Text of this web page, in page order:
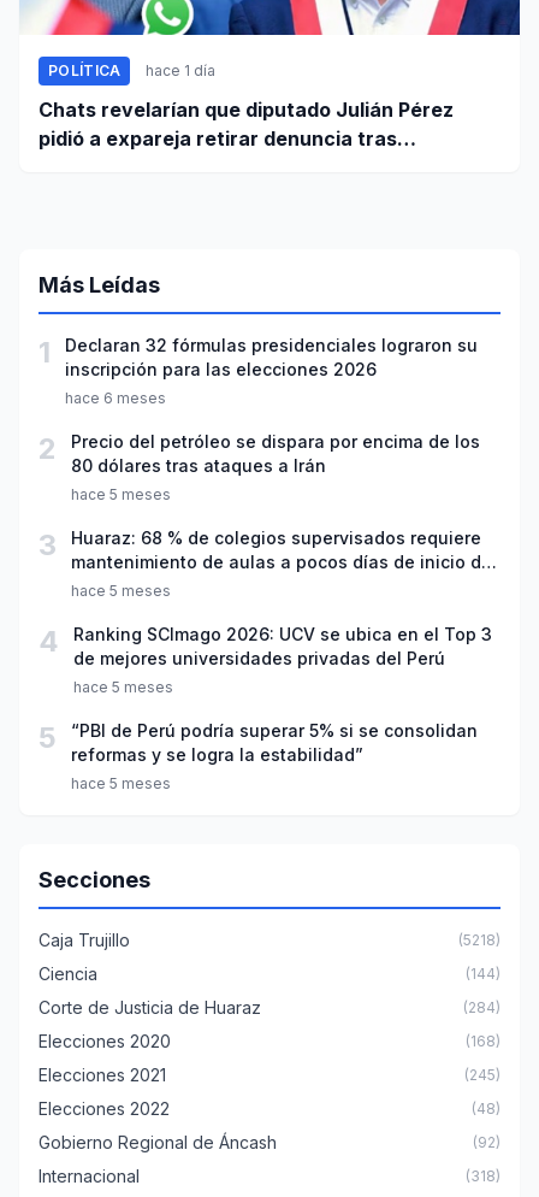
POLÍTICA hace 1 día
Chats revelarían que diputado Julián Pérez
pidió a expareja retirar denuncia tras
Más Leídas
1
Declaran 32 fórmulas presidenciales lograron su
inscripción para las elecciones 2026
hace 6 meses
2
Precio del petróleo se dispara por encima de los
80 dólares tras ataques a Irán
hace 5 meses
3
Huaraz: 68 % de colegios supervisados requiere
mantenimiento de aulas a pocos días de inicio del
año escolar 2026
hace 5 meses
4
Ranking SCImago 2026: UCV se ubica en el Top 3
de mejores universidades privadas del Perú
hace 5 meses
5
“PBI de Perú podría superar 5% si se consolidan
reformas y se logra la estabilidad”
hace 5 meses
Secciones
Caja Trujillo (5218)
Ciencia (144)
Corte de Justicia de Huaraz (284)
Elecciones 2020 (168)
Elecciones 2021 (245)
Elecciones 2022 (48)
Gobierno Regional de Áncash (92)
Internacional (318)